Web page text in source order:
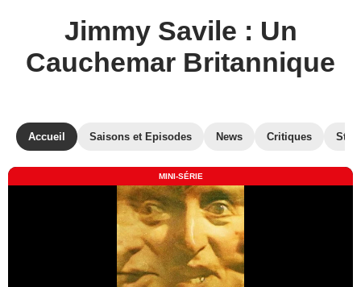
Jimmy Savile : Un
Cauchemar Britannique
Accueil Saisons et Episodes News Critiques
MINI-SÉRIE